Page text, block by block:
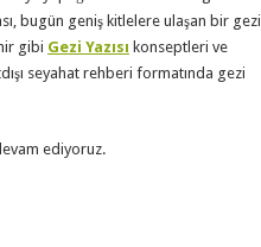
bugün geniş kitlelere ulaşan bir gezi
gibi Gezi Yazısı konseptleri ve
seyahat rehberi formatında gezi
ediyoruz.